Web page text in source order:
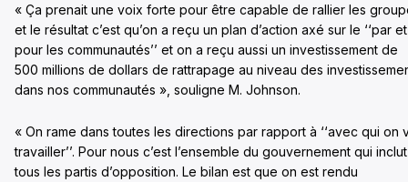
« Ça prenait une voix forte pour être capable de rallier les
et le résultat c’est qu’on a reçu un plan d’action axé sur le ‘‘par et
pour les communautés’’ et on a reçu aussi un investissement de
500 millions de dollars de rattrapage au niveau des
dans nos communautés », souligne M. Johnson.
« On rame dans toutes les directions par rapport à ‘‘avec qui on
travailler’’. Pour nous c’est l’ensemble du gouvernement qui inclut
tous les partis d’opposition. Le bilan est que on est rendu